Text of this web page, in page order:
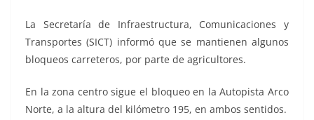
La Secretaría de Infraestructura, Comunicaciones y
Transportes (SICT) informó que se mantienen algunos
bloqueos carreteros, por parte de agricultores.
En la zona centro sigue el bloqueo en la Autopista Arco
Norte, a la altura del kilómetro 195, en ambos sentidos.